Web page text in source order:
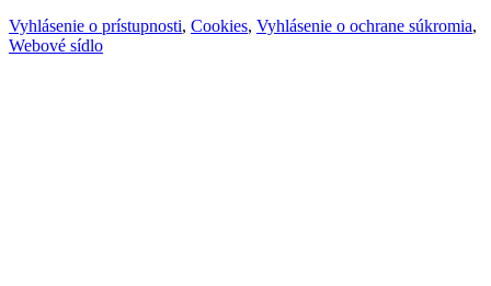
Vyhlásenie o prístupnosti, Cookies, Vyhlásenie o ochrane súkromia,
Webové sídlo